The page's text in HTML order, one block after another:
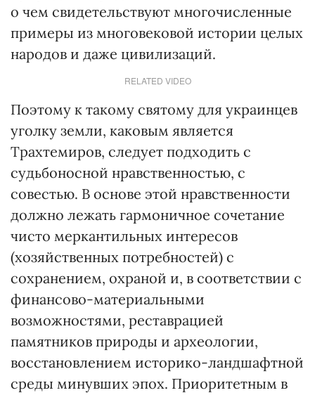
о чем свидетельствуют многочисленные
примеры из многовековой истории целых
народов и даже цивилизаций.
RELATED VIDEO
Поэтому к такому святому для украинцев
уголку земли, каковым является
Трахтемиров, следует подходить с
судьбоносной нравственностью, с
совестью. В основе этой нравственности
должно лежать гармоничное сочетание
чисто меркантильных интересов
(хозяйственных потребностей) с
сохранением, охраной и, в соответствии с
финансово-материальными
возможностями, реставрацией
памятников природы и археологии,
восстановлением историко-ландшафтной
среды минувших эпох. Приоритетным в